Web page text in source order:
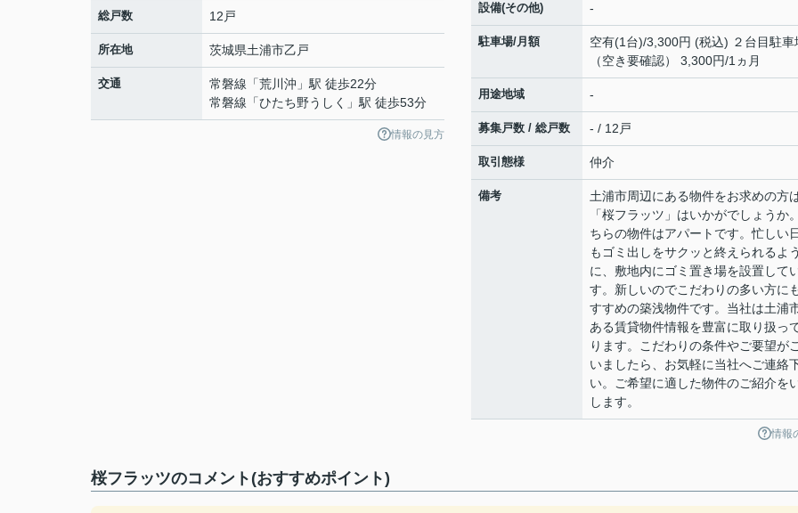
総戸数 12戸
所在地 茨城県土浦市乙戸
交通 常磐線 「荒川沖 」駅 徒歩22分
常磐線 「ひたち野うしく 」駅 徒歩53分
情報の見方
設備(その他) -
駐車場/月額
空有(1台)/3,300円 (税込) ２台目駐車
（空き要確認） 3,300円/1ヵ月
用途地域 -
募集戸数 / 総戸数 - / 12戸
取引態様 仲介
備考
土浦市周辺にある物件をお求めの方
「桜フラッツ」はいかがでしょうか
ちらの物件はアパートです。忙しい
もゴミ出しをサクッと終えられるよ
に、敷地内にゴミ置き場を設置して
す。新しいのでこだわりの多い方に
すすめの築浅物件です。当社は土浦
ある賃貸物件情報を豊富に取り扱っ
ります。こだわりの条件やご要望が
いましたら、お気軽に当社へご連絡
い。ご希望に適した物件のご紹介を
します。
情報
桜フラッツのコメント(おすすめポイント)